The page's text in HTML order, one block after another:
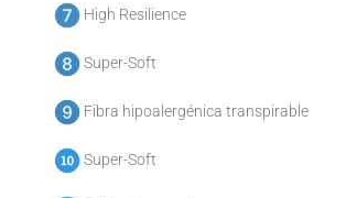
High Resilience
Super-Soft
Fibra hipoalergénica transpirable
Super-Soft